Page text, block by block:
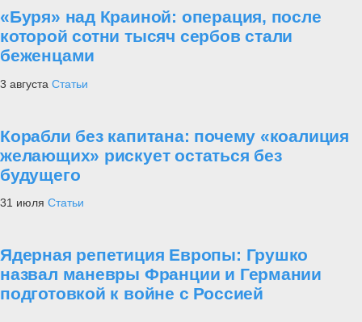
«Буря» над Краиной: операция, после
которой сотни тысяч сербов стали
беженцами
3 августа Статьи
Корабли без капитана: почему «коалиция
желающих» рискует остаться без
будущего
31 июля Статьи
Ядерная репетиция Европы: Грушко
назвал маневры Франции и Германии
подготовкой к войне с Россией